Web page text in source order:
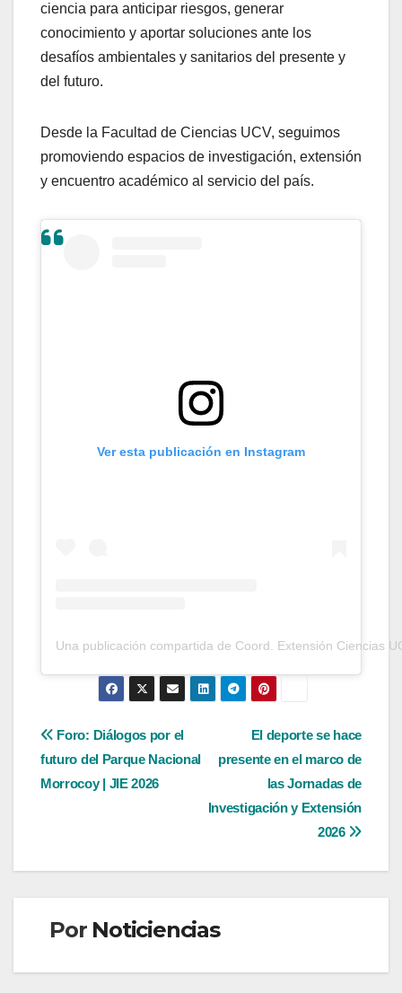
ciencia para anticipar riesgos, generar
conocimiento y aportar soluciones ante los
desafíos ambientales y sanitarios del presente y
del futuro.
Desde la Facultad de Ciencias UCV, seguimos
promoviendo espacios de investigación, extensión
y encuentro académico al servicio del país.
Ver esta publicación en Instagram
Una publicación compartida de Coord. Extensión Ciencias
Navegación
de
El deporte se hace
presente en el marco de
las Jornadas de
Investigación y Extensión
2026
Foro: Diálogos por el
futuro del Parque Nacional
Morrocoy | JIE 2026
Por Noticiencias